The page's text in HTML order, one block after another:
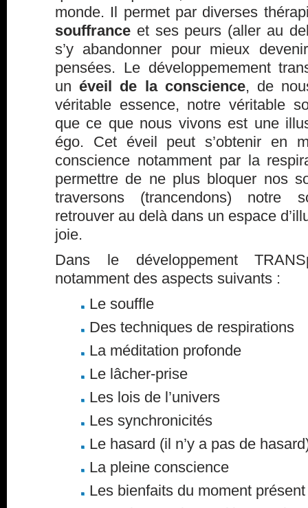
monde. Il permet par diverses
souffrance et ses peurs (aller au
s’y abandonner pour mieux
pensées. Le développemement
unéveil de la conscience, de
véritable essence, notre véritable
que ce que nous vivons est une
égo. Cet éveil peut s’obtenir en
conscience notamment par la
permettre de ne plus bloquer nos
traversons (trancendons) notre
retrouver au delà dans un espace
joie.
Dans le développement
notamment des aspects suivants :
Le souffle
Des techniques de respirations
La méditation profonde
Le lâcher-prise
Les lois de l’univers
Les synchronicités
Le hasard (il n’y a pas de
La pleine conscience
Les bienfaits du moment présent